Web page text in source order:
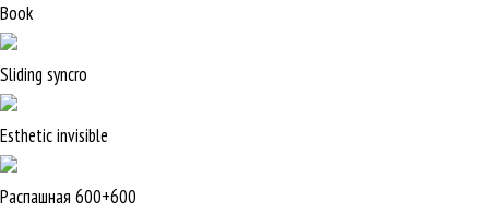
Book
Sliding syncro
Esthetic invisible
Распашная 600+600